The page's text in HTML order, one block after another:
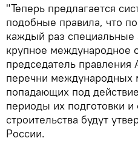
"Теперь предлагается
подобные правила, что
каждый раз
крупное международное
председатель правления
перечни международных
попадающих под
периоды их подготовки и
строительства будут
России.